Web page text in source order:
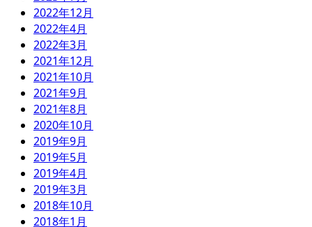
2022年12月
2022年4月
2022年3月
2021年12月
2021年10月
2021年9月
2021年8月
2020年10月
2019年9月
2019年5月
2019年4月
2019年3月
2018年10月
2018年1月